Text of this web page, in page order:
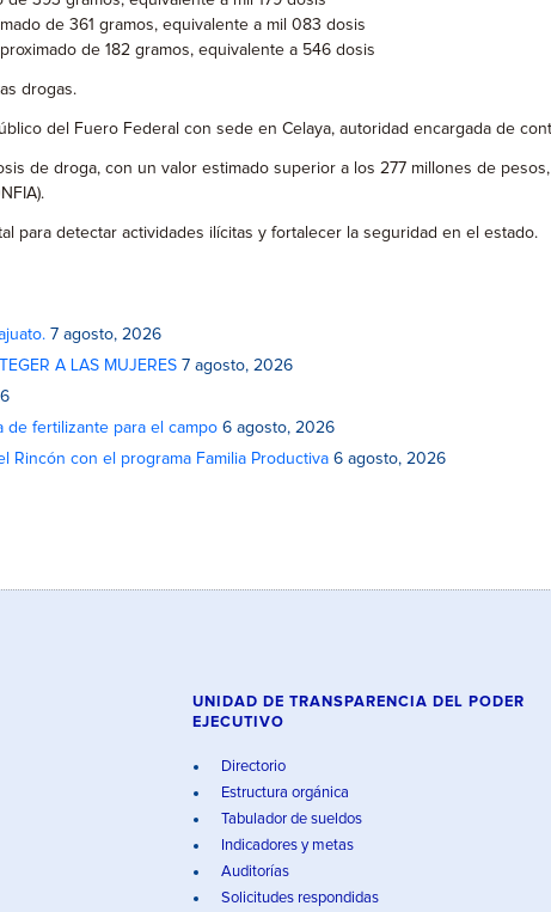
de 361 gramos, equivalente a mil 083 dosis
de 182 gramos, equivalente a 546 dosis
drogas.
del Fuero Federal con sede en Celaya, autoridad encargada de
de droga, con un valor estimado superior a los 277 millones de
para detectar actividades ilícitas y fortalecer la seguridad en el estado.
7 agosto, 2026
A LAS MUJERES 7 agosto, 2026
de fertilizante para el campo 6 agosto, 2026
Rincón con el programa Familia Productiva 6 agosto, 2026
UNIDAD DE TRANSPARENCIA DEL PODER
EJECUTIVO
Directorio
Estructura orgánica
Tabulador de sueldos
Indicadores y metas
Auditorías
Solicitudes respondidas